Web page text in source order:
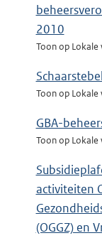
2010
Toon op
Toon op
GBA-
Toon op
activiteiten
(OGGZ) en